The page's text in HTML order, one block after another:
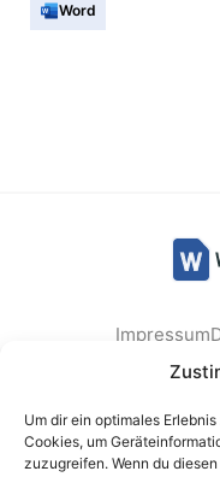
Um dir ein optimales
Cookies, um
zuzugreifen. Wenn du
Word
Impressum
Facebook